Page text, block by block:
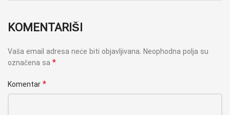
KOMENTARIŠI
Vaša email adresa neće biti objavljivana. Neophodna polja su
označena sa *
Komentar *